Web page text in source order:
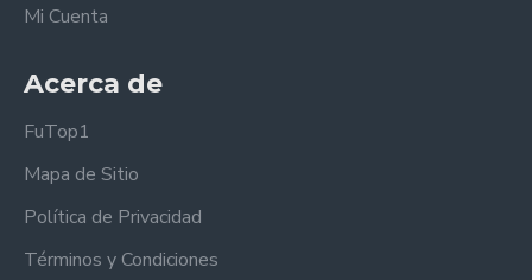
Mi Cuenta
Acerca de
FuTop1
Mapa de Sitio
Política de Privacidad
Términos y Condiciones